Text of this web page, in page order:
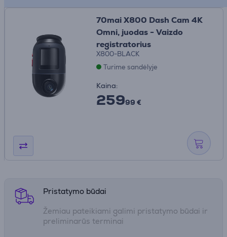
70mai X800 Dash Cam 4K
Omni, juodas - Vaizdo
registratorius
X800-BLACK
Turime sandėlyje
Kaina:
25999 €
Pristatymo būdai
Žemiau pateikiami galimi pristatymo būdai ir
preliminarūs terminai